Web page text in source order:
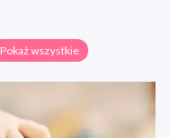
Pokaż wszystkie